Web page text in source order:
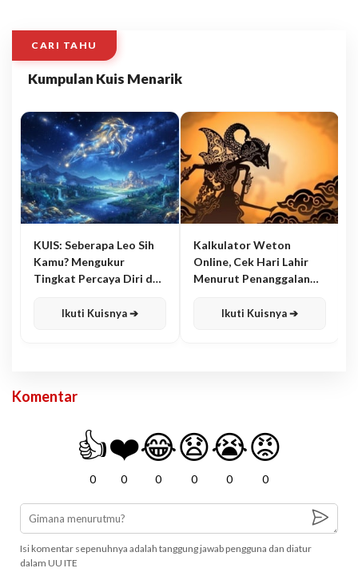
CARI TAHU
Kumpulan Kuis Menarik
KUIS: Seberapa Leo Sih
Kamu? Mengukur
Tingkat Percaya Diri dan
Ikuti Kuisnya ➔
Kalkulator Weton
Online, Cek Hari Lahir
Menurut Penanggalan
Ikuti Kuisnya ➔
Komentar
👍
0
❤️
0
😂
0
😧
0
😭
0
😡
0
Isi komentar sepenuhnya adalah tanggung jawab pengguna dan diatur
dalam UU ITE